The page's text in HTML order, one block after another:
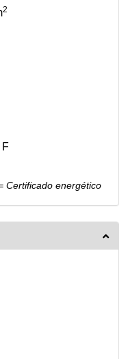
2
F
Certificado energético